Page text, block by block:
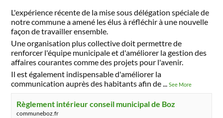
L'expérience récente de la mise sous délégation spéciale de
notre commune a amené les élus à réfléchir à une nouvelle
façon de travailler ensemble.
Une organisation plus collective doit permettre de
renforcer l'équipe municipale et d'améliorer la gestion des
affaires courantes comme des projets pour l'avenir.
Il est également indispensable d'améliorer la
communication auprès des habitants afin de...See More
Règlement intérieur conseil municipal de Boz
communeboz.fr